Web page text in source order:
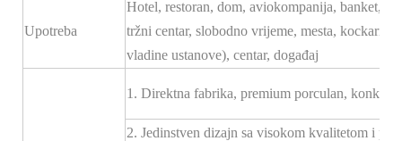
Upotreba
Hotel, restoran, dom, aviokompanija, banket,
tržni centar, slobodno vrijeme, mesta,
vladine ustanove), centar, događaj
1. Direktna fabrika, premium porculan,
2. Jedinstven dizajn sa visokom kvalitetom i